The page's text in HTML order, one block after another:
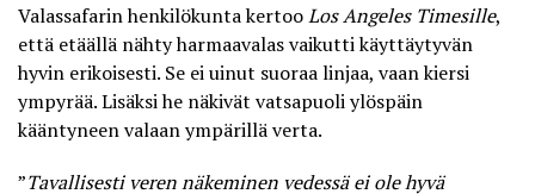
Valassafarin henkilökunta kertooLos Angeles Timesille,
että etäällä nähty harmaavalas vaikutti käyttäytyvän
hyvin erikoisesti. Se ei uinut suoraa linjaa, vaan kiersi
ympyrää. Lisäksi he näkivät vatsapuoli ylöspäin
kääntyneen valaan ympärillä verta.
”Tavallisesti veren näkeminen vedessä ei ole hyvä